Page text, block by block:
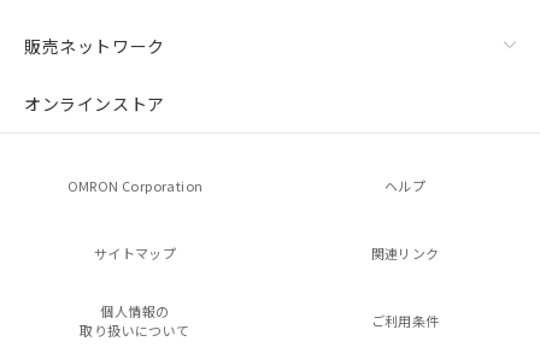
販売ネットワーク
オンラインストア
OMRON Corporation ヘルプ
サイトマップ 関連リンク
個人情報の
取り扱いについて
ご利用条件